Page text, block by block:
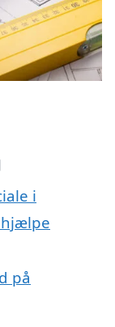
i
hjælpe
på